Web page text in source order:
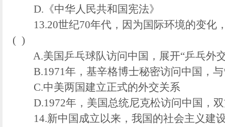
D.《中华人民共和国宪法》
13.20世纪70年代，因为国际环境的变化
( )
A.美国乒乓球队访问中国，展开“乒乓外
B.1971年，基辛格博士秘密访问中国，
C.中美两国建立正式的外交关系
D.1972年，美国总统尼克松访问中国，双
14.新中国成立以来，我国的社会主义建设